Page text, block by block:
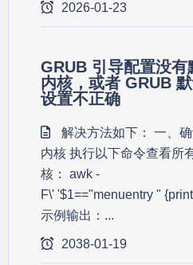
2026-01-23
GRUB 引导配置没有
内核，或者 GRUB
设置不正确
解决方法如下： 一、
内核 执行以下命令查看所
核： awk -
F\' '$1=="menuentry "
示例输出：...
2038-01-19